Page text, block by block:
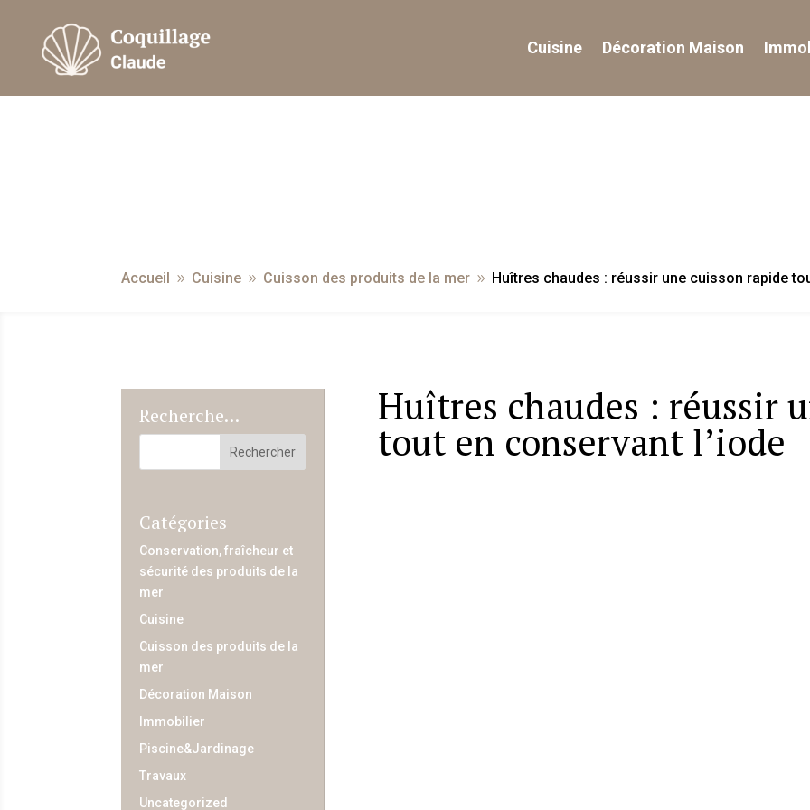
Cuisine Décoration Maison
Accueil 9 Cuisine 9 Cuisson des produits de la mer 9 Huîtres chaudes : réussir une cuisson rapide
Recherche…
Catégories
Conservation, fraîcheur et
sécurité des produits de la
mer
Cuisine
Cuisson des produits de la
mer
Décoration Maison
Immobilier
Piscine&Jardinage
Travaux
Uncategorized
Huîtres chaudes : réussir
tout en conservant l’iode